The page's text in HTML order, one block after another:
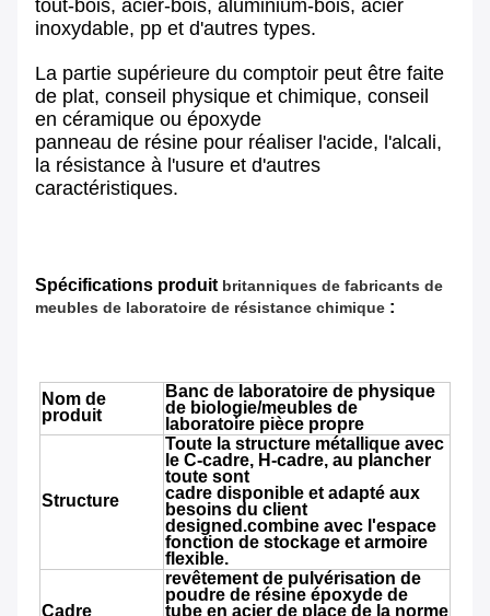
tout-bois, acier-bois, aluminium-bois, acier
inoxydable, pp et d'autres types.
La partie supérieure du comptoir peut être faite
de plat, conseil physique et chimique, conseil
en céramique ou époxyde
panneau de résine pour réaliser l'acide, l'alcali,
la résistance à l'usure et d'autres
caractéristiques.
Spécifications produit britanniques de fabricants de
meubles de laboratoire de résistance chimique :
Nom de
produit
Banc de laboratoire de physique
de biologie/meubles de
laboratoire pièce propre
Structure
Toute la structure métallique avec
le C-cadre, H-cadre, au plancher
toute sont
cadre disponible et adapté aux
besoins du client
designed.combine avec l'espace
fonction de stockage et armoire
flexible.
Cadre
revêtement de pulvérisation de
poudre de résine époxyde de
tube en acier de place de la norme